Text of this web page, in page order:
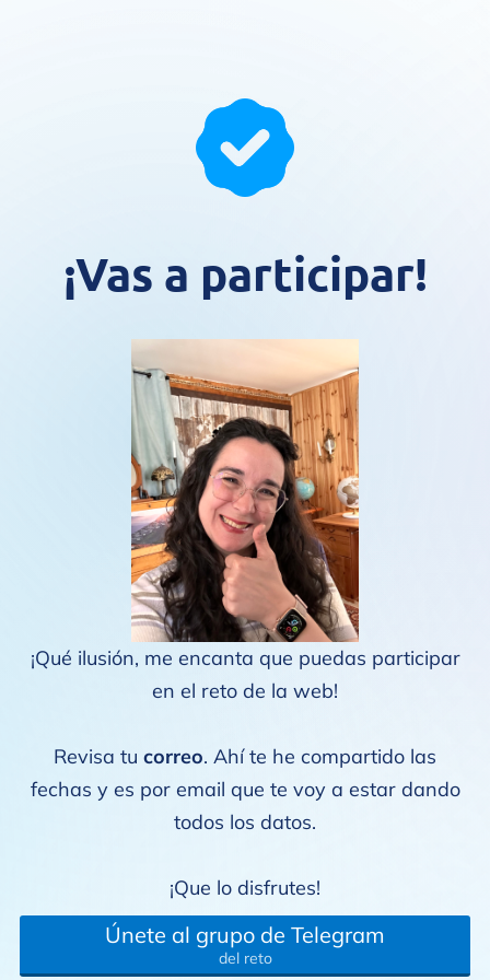
¡Vas a participar!
¡Qué ilusión, me encanta que puedas participar
en el reto de la web!
Revisa tu correo. Ahí te he compartido las
fechas y es por email que te voy a estar dando
todos los datos.
¡Que lo disfrutes!
Únete al grupo de Telegram
del reto